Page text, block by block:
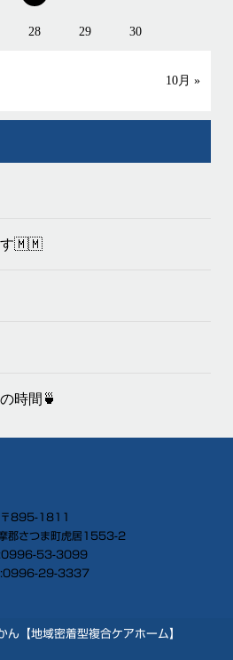
28 29 30
10月 »
す🇲🇲
時間🍵
〒895-1811
郡さつま町虎居1553-2
53-3099
29-3337
【地域密着型複合ケアホーム】